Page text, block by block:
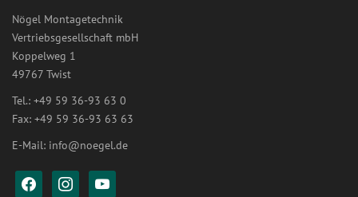
Nögel Montagetechnik
Vertriebsgesellschaft mbH
Koppelweg 1
49767 Twist
Tel.: +49 59 36-93 63 0
Fax: +49 59 36-93 63 63
E-Mail: info@noegel.de
facebook instagramyoutube